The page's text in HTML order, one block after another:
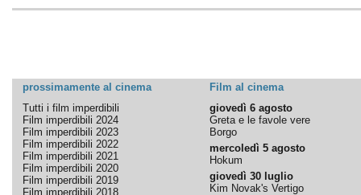
prossimamente al cinema
Film al cinema
Tutti i film imperdibili
Film imperdibili 2024
Film imperdibili 2023
Film imperdibili 2022
Film imperdibili 2021
Film imperdibili 2020
Film imperdibili 2019
Film imperdibili 2018
giovedì 6 agosto
Greta e le favole vere
Borgo
mercoledì 5 agosto
Hokum
giovedì 30 luglio
Kim Novak's Vertigo